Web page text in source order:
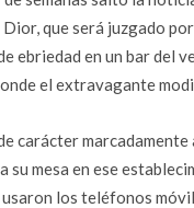
que será juzgado
ebriedad en un bar del
el extravagante
carácter
mesa en ese
los teléfonos